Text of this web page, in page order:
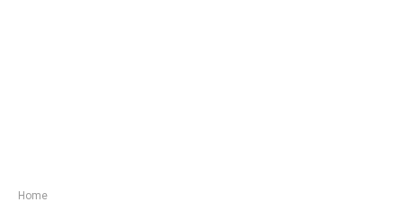
Home